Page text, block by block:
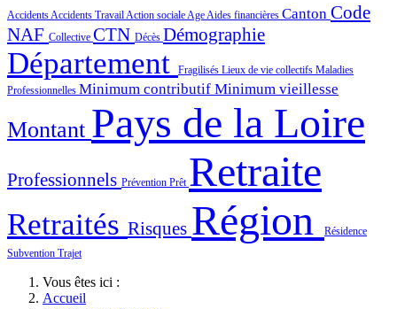
Accidents Accidents Travail Action sociale Age Aides financières Canton Code
NAF Collective CTN Décès Démographie
Département Fragilisés Lieux de vie collectifs Maladies
Professionnelles Minimum contributif Minimum vieillesse
Montant Pays de la Loire
Professionnels Prévention Prêt Retraite
Retraités Risques Région
Résidence
Subvention Trajet
Vous êtes ici :
Accueil